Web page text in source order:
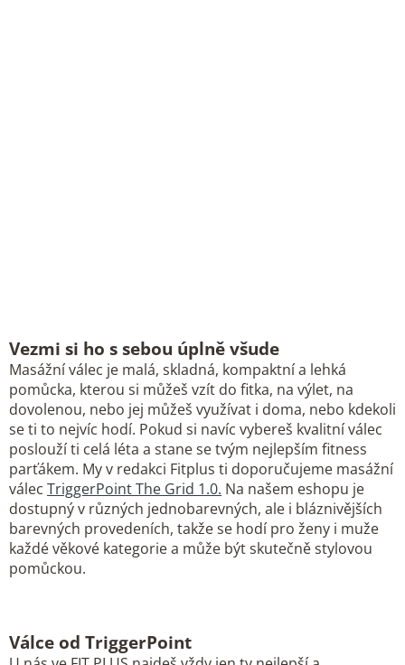
Vezmi si ho s sebou úplně všude
Masážní válec je malá, skladná, kompaktní a lehká
pomůcka, kterou si můžeš vzít do fitka, na výlet, na
dovolenou, nebo jej můžeš využívat i doma, nebo kdekoli
se ti to nejvíc hodí. Pokud si navíc vybereš kvalitní válec
poslouží ti celá léta a stane se tvým nejlepším fitness
parťákem. My v redakci Fitplus ti doporučujeme masážní
válec TriggerPoint The Grid 1.0. Na našem eshopu je
dostupný v různých jednobarevných, ale i bláznivějších
barevných provedeních, takže se hodí pro ženy i muže
každé věkové kategorie a může být skutečně stylovou
pomůckou.
Válce od TriggerPoint